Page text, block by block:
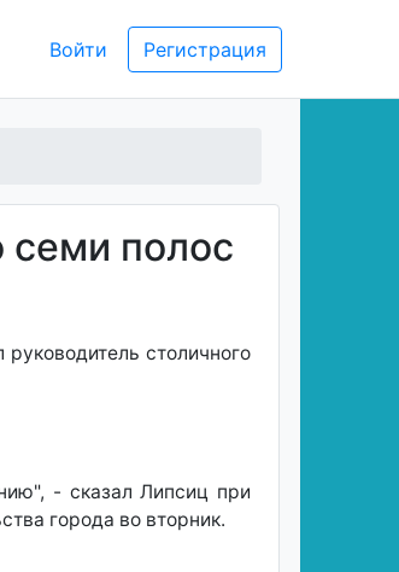
Войти Регистрация
семи полос
столичного
- сказал Липсиц при
города во вторник.